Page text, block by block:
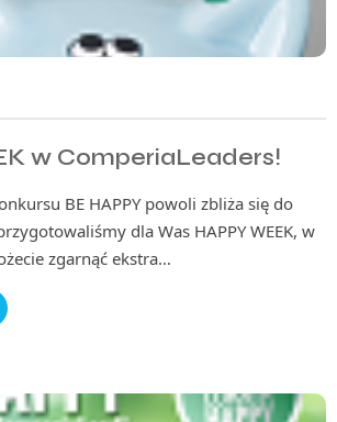
w ComperiaLeaders!
BE HAPPY powoli zbliża się do
dla Was HAPPY WEEK, w
zgarnąć ekstra…